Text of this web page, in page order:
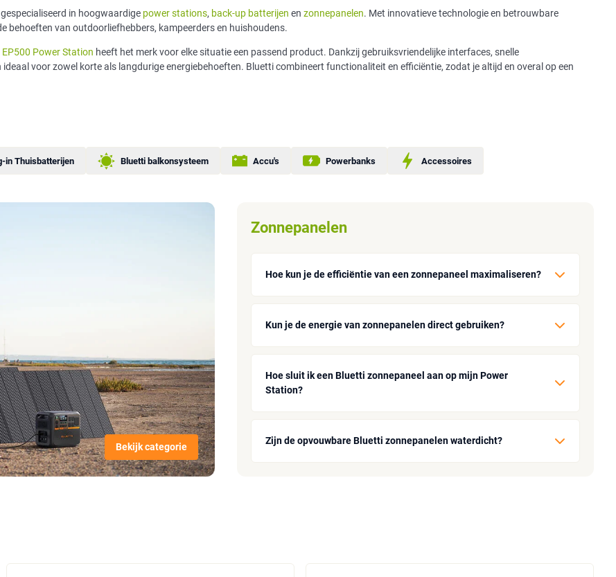
in hoogwaardige power stations, back-up batterijen en zonnepanelen. Met innovatieve technologie en betrouwbare
behoeften van outdoorliefhebbers, kampeerders en huishoudens.
Power Station heeft het merk voor elke situatie een passend product. Dankzij gebruiksvriendelijke interfaces, snelle
voor zowel korte als langdurige energiebehoeften. Bluetti combineert functionaliteit en efficiëntie, zodat je altijd en overal op een
in Thuisbatterijen Bluetti balkonsysteem Accu's Powerbanks Accessoires
Bekijk categorie
Zonnepanelen
Hoe kun je de efficiëntie van een zonnepaneel maximaliseren?
Kun je de energie van zonnepanelen direct gebruiken?
Hoe sluit ik een Bluetti zonnepaneel aan op mijn Power
Station?
Zijn de opvouwbare Bluetti zonnepanelen waterdicht?